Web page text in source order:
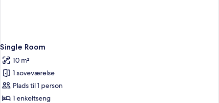
Single Room
10 m²
1 soveværelse
Plads til 1 person
1 enkeltseng